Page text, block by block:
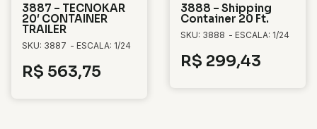
3887 – TECNOKAR
20′ CONTAINER
TRAILER
SKU: 3887 - ESCALA: 1/24
R$ 563,75
3888 – Shipping
Container 20 Ft.
SKU: 3888 - ESCALA: 1/24
R$ 299,43